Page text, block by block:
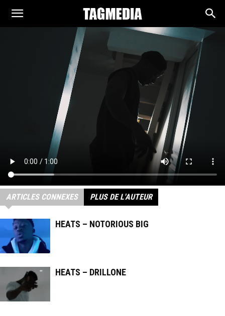
TAGMEDIA
ARTICLES CONNEXES PLUS DE L'AUTEUR
HEATS – NOTORIOUS BIG
HEATS – DRILLONE